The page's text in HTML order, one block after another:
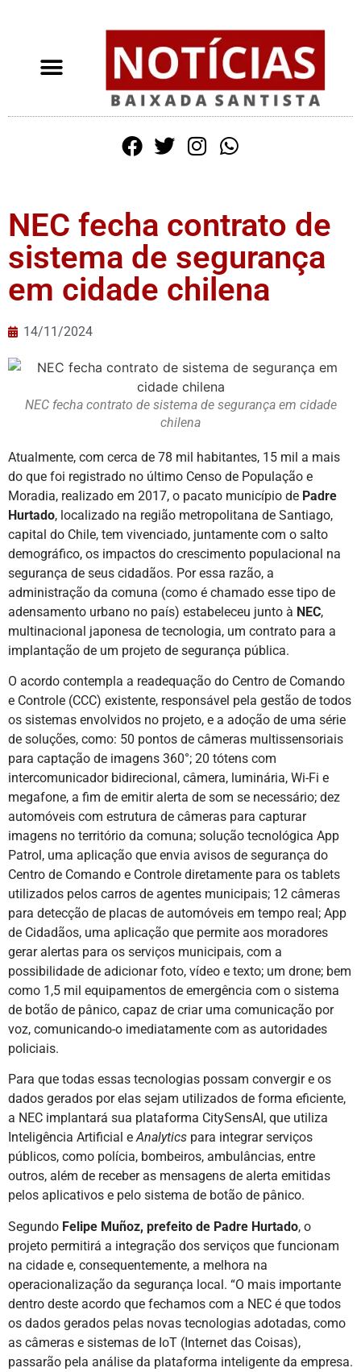
NEC fecha contrato de
sistema de segurança
em cidade chilena
14/11/2024
NEC fecha contrato de sistema de segurança em cidade
chilena
Atualmente, com cerca de 78 mil habitantes, 15 mil a mais
do que foi registrado no último Censo de População e
Moradia, realizado em 2017, o pacato município de Padre
Hurtado, localizado na região metropolitana de Santiago,
capital do Chile, tem vivenciado, juntamente com o salto
demográfico, os impactos do crescimento populacional na
segurança de seus cidadãos. Por essa razão, a
administração da comuna (como é chamado esse tipo de
adensamento urbano no país) estabeleceu junto à NEC,
multinacional japonesa de tecnologia, um contrato para a
implantação de um projeto de segurança pública.
O acordo contempla a readequação do Centro de Comando
e Controle (CCC) existente, responsável pela gestão de todos
os sistemas envolvidos no projeto, e a adoção de uma série
de soluções, como: 50 pontos de câmeras multissensoriais
para captação de imagens 360°; 20 tótens com
intercomunicador bidirecional, câmera, luminária, Wi-Fi e
megafone, a fim de emitir alerta de som se necessário; dez
automóveis com estrutura de câmeras para capturar
imagens no território da comuna; solução tecnológica App
Patrol, uma aplicação que envia avisos de segurança do
Centro de Comando e Controle diretamente para os tablets
utilizados pelos carros de agentes municipais; 12 câmeras
para detecção de placas de automóveis em tempo real; App
de Cidadãos, uma aplicação que permite aos moradores
gerar alertas para os serviços municipais, com a
possibilidade de adicionar foto, vídeo e texto; um drone; bem
como 1,5 mil equipamentos de emergência com o sistema
de botão de pânico, capaz de criar uma comunicação por
voz, comunicando-o imediatamente com as autoridades
policiais.
Para que todas essas tecnologias possam convergir e os
dados gerados por elas sejam utilizados de forma eficiente,
a NEC implantará sua plataforma CitySensAI, que utiliza
Inteligência Artificial eAnalytics para integrar serviços
públicos, como polícia, bombeiros, ambulâncias, entre
outros, além de receber as mensagens de alerta emitidas
pelos aplicativos e pelo sistema de botão de pânico.
Segundo Felipe Muñoz, prefeito de Padre Hurtado, o
projeto permitirá a integração dos serviços que funcionam
na cidade e, consequentemente, a melhora na
operacionalização da segurança local. “O mais importante
dentro deste acordo que fechamos com a NEC é que todos
os dados gerados pelas novas tecnologias adotadas, como
as câmeras e sistemas de IoT (Internet das Coisas),
passarão pela análise da plataforma inteligente da empresa.